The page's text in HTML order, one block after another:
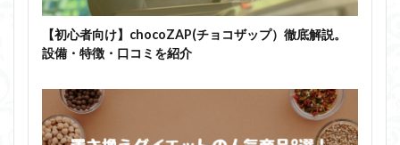
【初心者向け】chocoZAP(チョコザップ）徹底解説。
設備・特徴・口コミを紹介